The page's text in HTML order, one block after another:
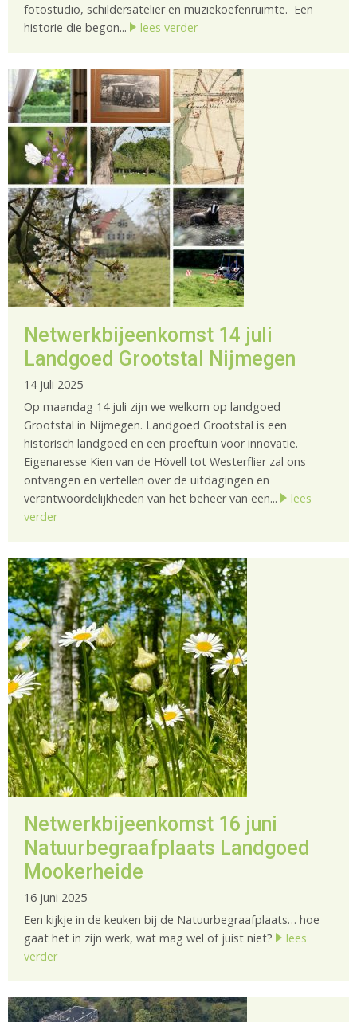
fotostudio, schildersatelier en muziekoefenruimte. Een
historie die begon...
lees verder
Netwerkbijeenkomst 14 juli
Landgoed Grootstal Nijmegen
14 juli 2025
Op maandag 14 juli zijn we welkom op landgoed
Grootstal in Nijmegen. Landgoed Grootstal is een
historisch landgoed en een proeftuin voor innovatie.
Eigenaresse Kien van de Hövell tot Westerflier zal ons
ontvangen en vertellen over de uitdagingen en
verantwoordelijkheden van het beheer van een...
lees
verder
Netwerkbijeenkomst 16 juni
Natuurbegraafplaats Landgoed
Mookerheide
16 juni 2025
Een kijkje in de keuken bij de Natuurbegraafplaats… hoe
gaat het in zijn werk, wat mag wel of juist niet?
lees
verder